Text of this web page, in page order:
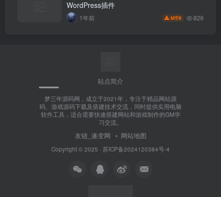
WordPress插件
1年前 M币9 826
站点简介
梦三年源码网，成立于2021年，专注于精品网站源
码、游戏源码下载及搭建技术交流，同时提供实用电脑
软件工具，适合需要快速搭建网站和游戏制作的GM学
习交流。
友链_遂变网 网站地图
Copyright © 2025 · 苏ICP备2024120384号-4